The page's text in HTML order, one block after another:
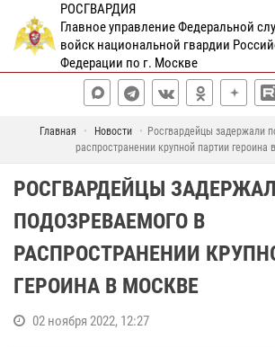
РОСГВАРДИЯ
Главное управление Федеральной
войск национальной гвардии
Федерации по г. Москве
Главная Новости
Росгвардейцы задержали
распространении крупной партии героина
РОСГВАРДЕЙЦЫ
ПОДОЗРЕВАЕМОГО В
РАСПРОСТРАНЕНИИ
ГЕРОИНА В МОСКВЕ
02 ноября 2022, 12:27